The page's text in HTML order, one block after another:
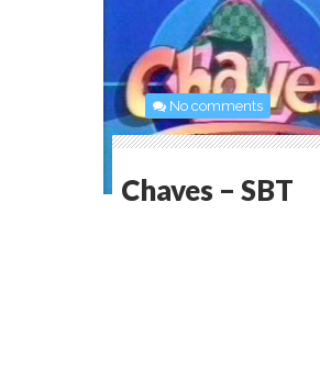
No comments
Chaves – SBT